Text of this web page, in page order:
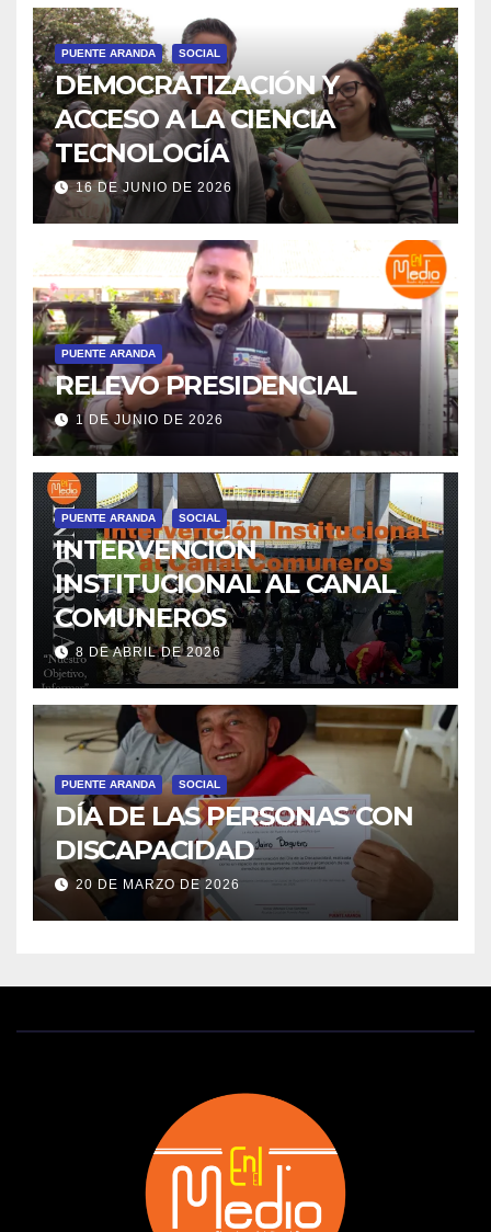
PUENTE ARANDA SOCIAL
DEMOCRATIZACIÓN Y
ACCESO A LA CIENCIA
TECNOLOGÍA
16 DE JUNIO DE 2026
PUENTE ARANDA
RELEVO PRESIDENCIAL
1 DE JUNIO DE 2026
PUENTE ARANDA SOCIAL
INTERVENCIÓN
INSTITUCIONAL AL CANAL
COMUNEROS
8 DE ABRIL DE 2026
PUENTE ARANDA SOCIAL
DÍA DE LAS PERSONAS CON
DISCAPACIDAD
20 DE MARZO DE 2026